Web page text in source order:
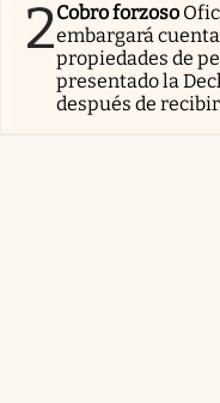
2Cobro forzoso
embargará
propiedades de
presentado la
después de